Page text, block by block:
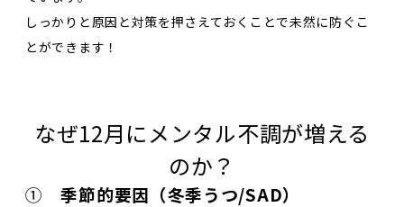
しっかりと原因と対策を押さえておくことで未然に防ぐこ
とができます！
なぜ12月にメンタル不調が増える
のか？
①季節的要因（冬季うつ/SAD）